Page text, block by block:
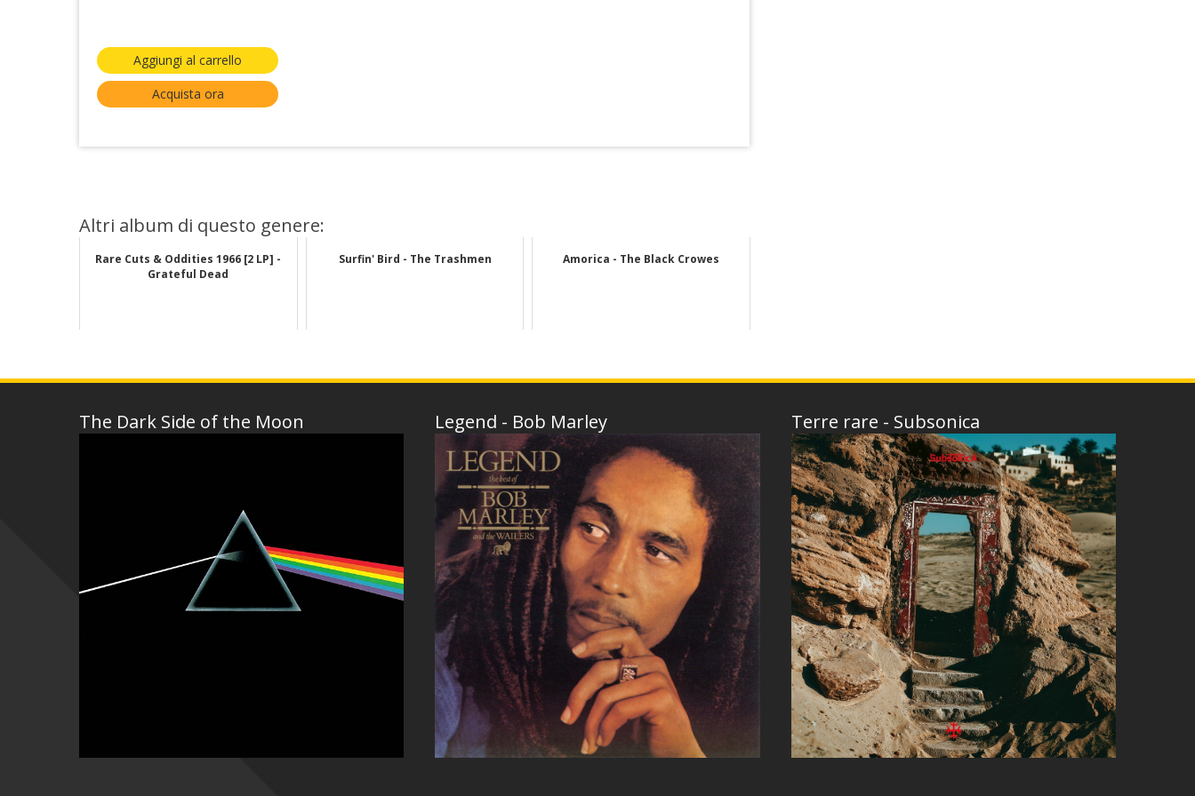
Aggiungi al carrello
Acquista ora
Altri album di questo genere:
Rare Cuts & Oddities 1966 [2 LP] -
Grateful Dead
Surfin' Bird - The Trashmen Amorica - The Black Crowes
The Dark Side of the Moon Legend - Bob Marley Terre rare - Subsonica